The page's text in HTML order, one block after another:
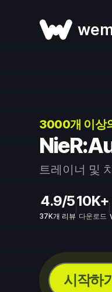
3000개 이상
트레이너 및
4.9/5
37K개 리뷰
10K+
다운로드
시작하기